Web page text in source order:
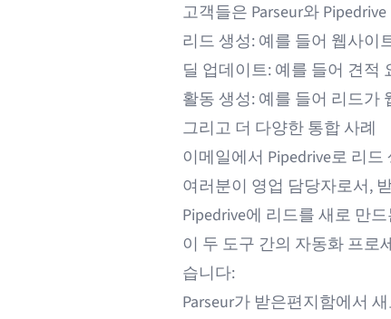
고객들은 Parseur와
리드 생성: 예를 들어 웹사이
딜 업데이트: 예를 들어 견적
활동 생성: 예를 들어 리드가
그리고 더 다양한 통합 사례
이메일에서 Pipedrive로 리
여러분이 영업 담당자로서,
Pipedrive에 리드를 새로 만
이 두 도구 간의 자동화 프로
습니다:
Parseur가 받은편지함에서